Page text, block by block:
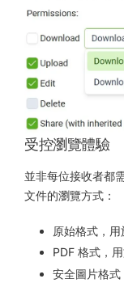
受控瀏覽體驗
並非每位接收者都
文件的瀏覽方式：
原始格式，
PDF 格式，
安全圖片格